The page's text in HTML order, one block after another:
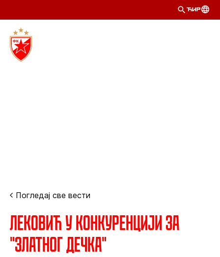
ЋИР
Погледај све вести
Лековић у конкуренцији за
"Златног дечка"